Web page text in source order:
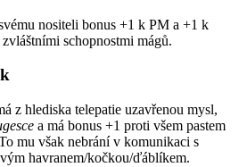
nositeli bonus +1 k PM a +1 k
schopnostmi mágů.
z hlediska telepatie uzavřenou mysl,
a má bonus +1 proti všem pastem
mu však nebrání v komunikaci s
havranem/kočkou/ďáblíkem.